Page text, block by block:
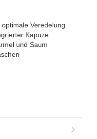
Veredelung
Kapuze
und Saum